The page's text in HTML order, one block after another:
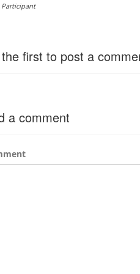
Participant
first to post a
a comment